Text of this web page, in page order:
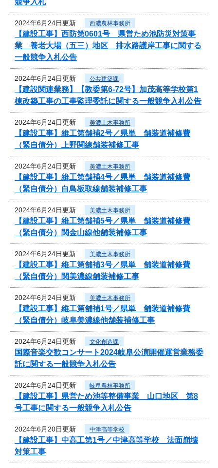
2024年6月24日更新 西濃農林事務所
【建設工事】西防第0601号 県営ため池防災対策事
業 養老大場（五三）地区 排水路護岸工事に関する
一般競争入札公告
2024年6月24日更新 公共建築課
【建設関連業務】【教委第6-72号】加茂高等学校第1
棟改築工事の工事監理委託に関する一般競争入札公告
2024年6月24日更新 美濃土木事務所
【建設工事】維工第舗補2号／県単 舗装道補修費
（緊自債分）上野関線舗装補修工事
2024年6月24日更新 美濃土木事務所
【建設工事】維工第舗補4号／県単 舗装道補修費
（緊自債分）白鳥板取線舗装補修工事
2024年6月24日更新 美濃土木事務所
【建設工事】維工第舗補5号／県単 舗装道補修費
（緊自債分）関金山線他舗装補修工事
2024年6月24日更新 美濃土木事務所
【建設工事】維工第舗補3号／県単 舗装道補修費
（緊自債分）関美濃線舗装補修工事
2024年6月24日更新 美濃土木事務所
【建設工事】維工第舗補1号／県単 舗装道補修費
（緊自債分）岐阜美濃線他舗装補修工事
2024年6月24日更新 文化創造課
国際音楽交歓コンサート2024岐阜公演開催運営業務委
託に関する一般競争入札公告
2024年6月24日更新 岐阜農林事務所
【建設工事】県営ため池等整備事業 山口地区 第8
号工事に関する一般競争入札公告
2024年6月20日更新 中津高等学校
【建設工事】中高工第1号／中津高等学校 法面崩壊
対策工事